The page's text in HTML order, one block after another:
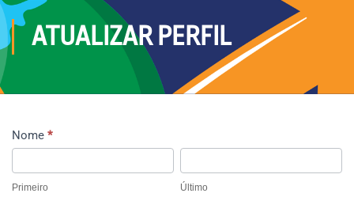
ATUALIZAR PERFIL
Nome *
Primeiro Último